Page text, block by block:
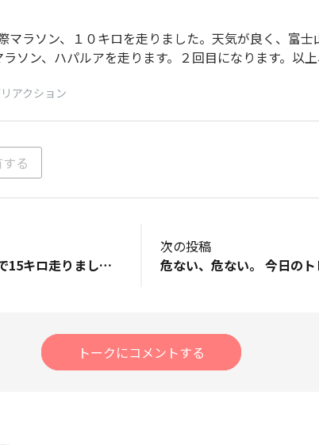
マラソン、１０キロを走りました。天気が良く、富
ソン、ハパルアを走ります。２回目になります。以上
アクション
る
今日は最後のロングランで15キロ走りました。 あとは仕事です。 疲れないようにしよう
次の投稿
トークにコメントする